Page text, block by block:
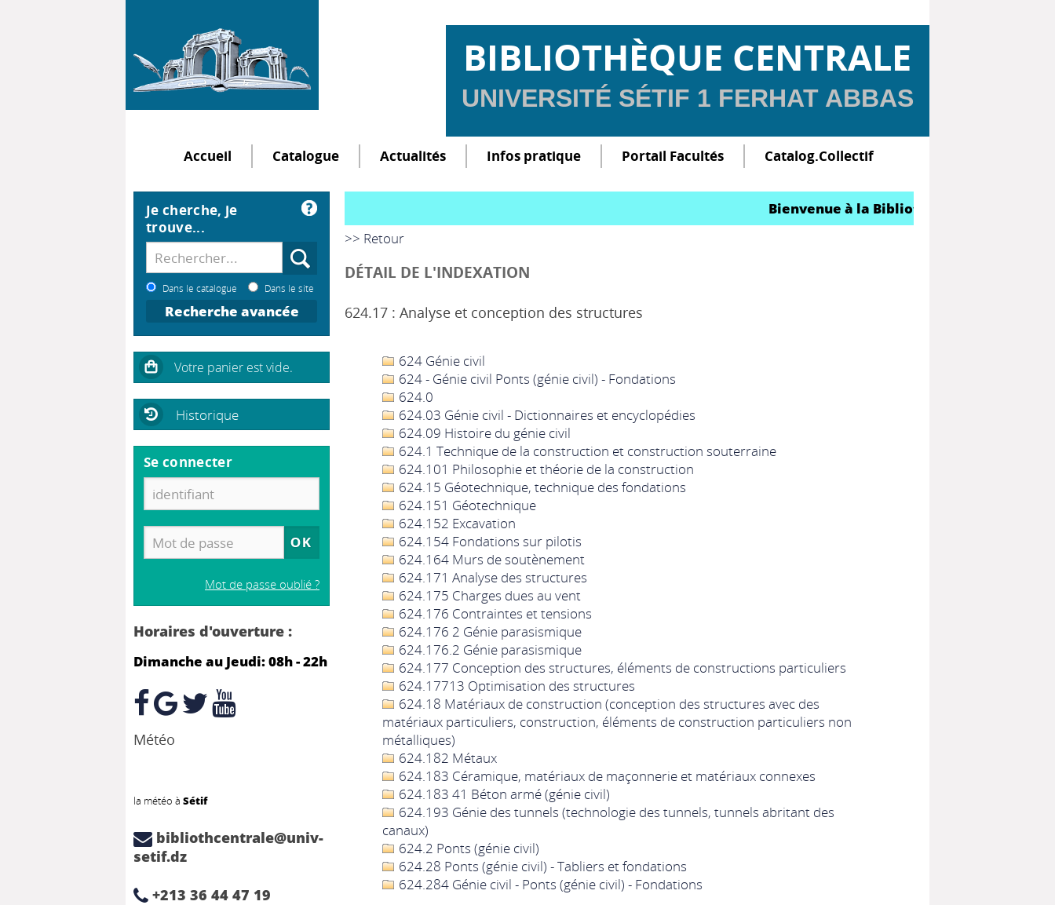
BIBLIOTHÈQUE CENTRALE
UNIVERSITÉ SÉTIF 1 FERHAT ABBAS
Accueil Catalogue Actualités Infos pratique Portail Facultés Catalog.Collectif
Bienvenue à la Bibliothèque Centrale
>> Retour
DÉTAIL DE L'INDEXATION
624.17 : Analyse et conception des structures
624 Génie civil
624 - Génie civil Ponts (génie civil) - Fondations
624.0
624.03 Génie civil - Dictionnaires et encyclopédies
624.09 Histoire du génie civil
624.1 Technique de la construction et construction souterraine
624.101 Philosophie et théorie de la construction
624.15 Géotechnique, technique des fondations
624.151 Géotechnique
624.152 Excavation
624.154 Fondations sur pilotis
624.164 Murs de soutènement
624.171 Analyse des structures
624.175 Charges dues au vent
624.176 Contraintes et tensions
624.176 2 Génie parasismique
624.176.2 Génie parasismique
624.177 Conception des structures, éléments de constructions particuliers
624.17713 Optimisation des structures
624.18 Matériaux de construction (conception des structures avec des
matériaux particuliers, construction, éléments de construction particuliers non
métalliques)
624.182 Métaux
624.183 Céramique, matériaux de maçonnerie et matériaux connexes
624.183 41 Béton armé (génie civil)
624.193 Génie des tunnels (technologie des tunnels, tunnels abritant des
canaux)
624.2 Ponts (génie civil)
624.28 Ponts (génie civil) - Tabliers et fondations
624.284 Génie civil - Ponts (génie civil) - Fondations
Je cherche, je
trouve...
Dans le catalogue Dans le site
Recherche avancée
Historique
Se connecter
Mot de passe oublié ?
Horaires d'ouverture :
Dimanche au Jeudi: 08h - 22h
Météo
la météo à Sétif
bibliothcentrale@univ-
setif.dz
+213 36 44 47 19